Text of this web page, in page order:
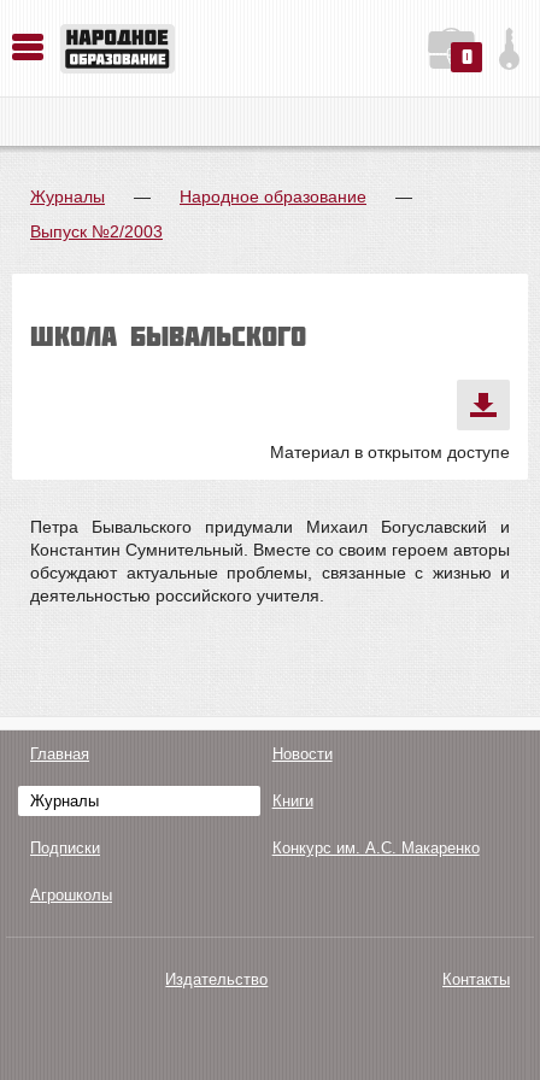
0
Журналы — Народное образование
—
Выпуск №2/2003
ШКОЛА БЫВАЛЬСКОГО
Материал в открытом доступе
Петра Бывальского придумали Михаил Богуславский и
Константин Сумнительный. Вместе со своим героем авторы
обсуждают актуальные проблемы, связанные с жизнью и
деятельностью российского учителя.
Главная Новости
Журналы Книги
Подписки Конкурс им. А.С. Макаренко
Агрошколы
Издательство Контакты